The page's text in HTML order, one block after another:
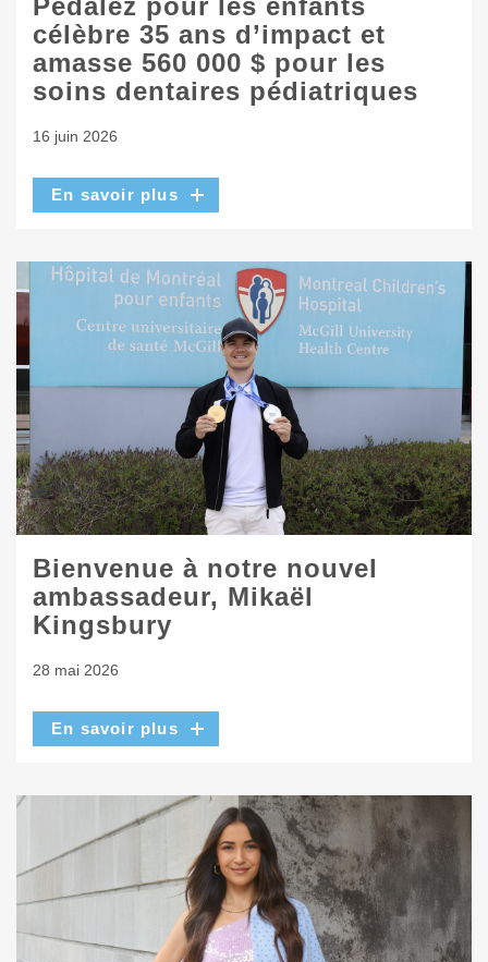
Pédalez pour les enfants
célèbre 35 ans d’impact et
amasse 560 000 $ pour les
soins dentaires pédiatriques
16 juin 2026
En savoir plus
Bienvenue à notre nouvel
ambassadeur, Mikaël
Kingsbury
28 mai 2026
En savoir plus